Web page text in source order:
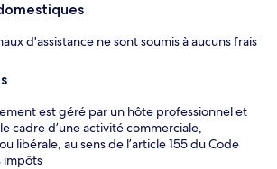
d'assistance ne sont soumis à aucuns frais
est géré par un hôte professionnel et
cadre d’une activité commerciale,
libérale, au sens de l’article 155 du Code
impôts